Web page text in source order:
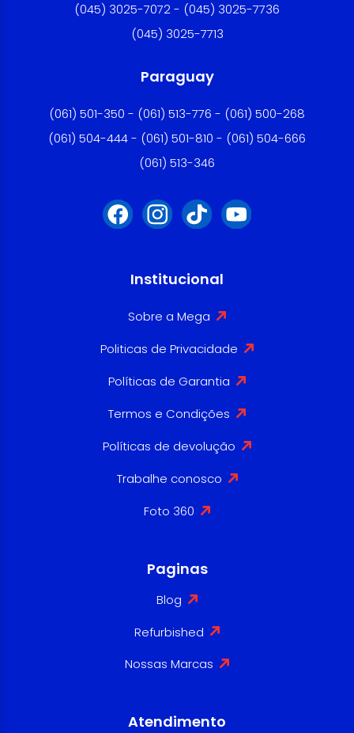
(045) 3025-7072 - (045) 3025-7736
(045) 3025-7713
Paraguay
(061) 501-350 - (061) 513-776 - (061) 500-268
(061) 504-444 - (061) 501-810 - (061) 504-666
(061) 513-346
Institucional
Sobre a Mega
Politicas de Privacidade
Políticas de Garantia
Termos e Condições
Políticas de devolução
Trabalhe conosco
Foto 360
Paginas
Blog
Refurbished
Nossas Marcas
Atendimento